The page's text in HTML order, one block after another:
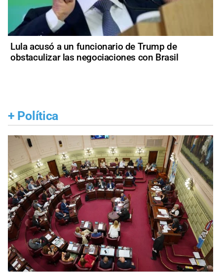
Lula acusó a un funcionario de Trump de
obstaculizar las negociaciones con Brasil
+ Política